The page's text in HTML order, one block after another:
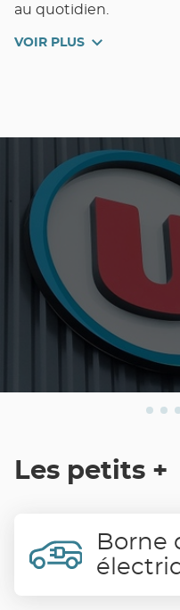
au quotidien.
VOIR PLUS
Les petits +
Borne